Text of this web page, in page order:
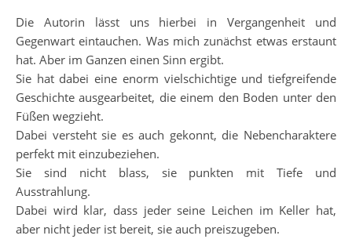
Die Autorin lässt uns hierbei in Vergangenheit und
Gegenwart eintauchen. Was mich zunächst etwas erstaunt
hat. Aber im Ganzen einen Sinn ergibt.
Sie hat dabei eine enorm vielschichtige und tiefgreifende
Geschichte ausgearbeitet, die einem den Boden unter den
Füßen wegzieht.
Dabei versteht sie es auch gekonnt, die Nebencharaktere
perfekt mit einzubeziehen.
Sie sind nicht blass, sie punkten mit Tiefe und
Ausstrahlung.
Dabei wird klar, dass jeder seine Leichen im Keller hat,
aber nicht jeder ist bereit, sie auch preiszugeben.